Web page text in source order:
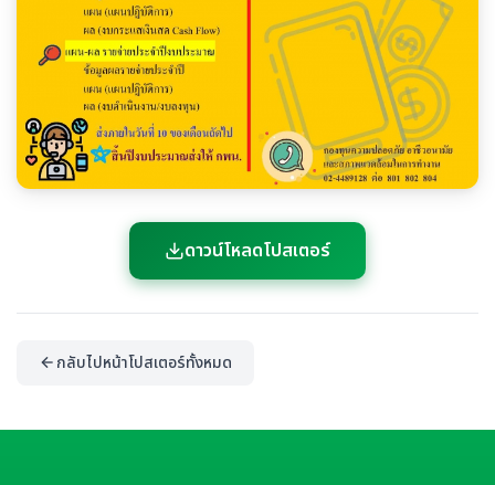
ดาวน์โหลดโปสเตอร์
กลับไปหน้าโปสเตอร์ทั้งหมด